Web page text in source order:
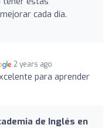
cada día.
2 years ago
para aprender
de Inglés en